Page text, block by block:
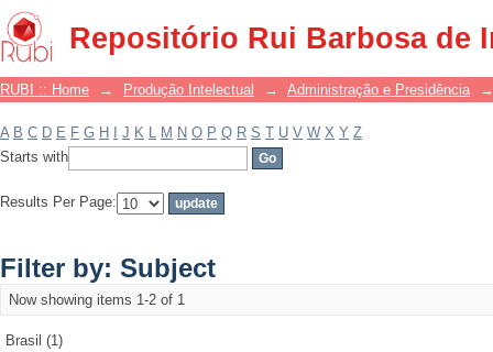
Repositório Rui Barbosa de
Filter by: Subject
RUBI :: Home → Produção Intelectual → Administração e Presidência →
A B C D E F G H J K L M N O P Q R S T U V W X Y Z
Starts with
Results Per Page:
Filter by: Subject
Now showing items 1-2 of 1
Brasil (1)